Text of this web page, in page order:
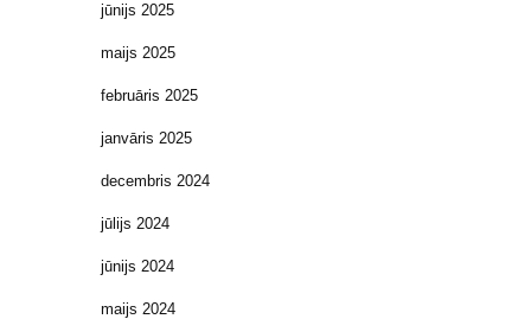
jūnijs 2025
maijs 2025
februāris 2025
janvāris 2025
decembris 2024
jūlijs 2024
jūnijs 2024
maijs 2024